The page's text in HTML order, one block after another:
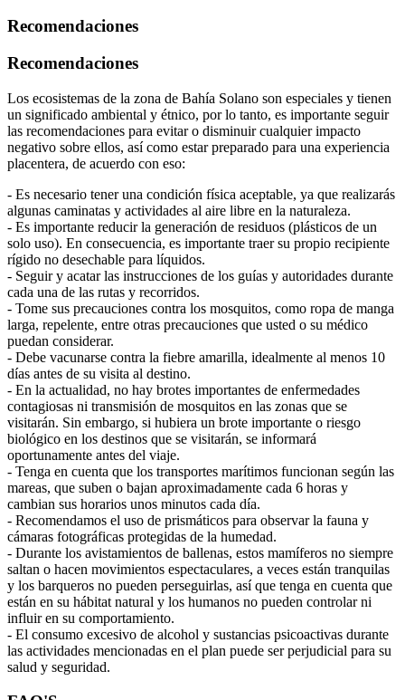
Recomendaciones
Recomendaciones
Los ecosistemas de la zona de Bahía Solano son especiales y tienen
un significado ambiental y étnico, por lo tanto, es importante seguir
las recomendaciones para evitar o disminuir cualquier impacto
negativo sobre ellos, así como estar preparado para una experiencia
placentera, de acuerdo con eso:
- Es necesario tener una condición física aceptable, ya que realizarás
algunas caminatas y actividades al aire libre en la naturaleza.
- Es importante reducir la generación de residuos (plásticos de un
solo uso). En consecuencia, es importante traer su propio recipiente
rígido no desechable para líquidos.
- Seguir y acatar las instrucciones de los guías y autoridades durante
cada una de las rutas y recorridos.
- Tome sus precauciones contra los mosquitos, como ropa de manga
larga, repelente, entre otras precauciones que usted o su médico
puedan considerar.
- Debe vacunarse contra la fiebre amarilla, idealmente al menos 10
días antes de su visita al destino.
- En la actualidad, no hay brotes importantes de enfermedades
contagiosas ni transmisión de mosquitos en las zonas que se
visitarán. Sin embargo, si hubiera un brote importante o riesgo
biológico en los destinos que se visitarán, se informará
oportunamente antes del viaje.
- Tenga en cuenta que los transportes marítimos funcionan según las
mareas, que suben o bajan aproximadamente cada 6 horas y
cambian sus horarios unos minutos cada día.
- Recomendamos el uso de prismáticos para observar la fauna y
cámaras fotográficas protegidas de la humedad.
- Durante los avistamientos de ballenas, estos mamíferos no siempre
saltan o hacen movimientos espectaculares, a veces están tranquilas
y los barqueros no pueden perseguirlas, así que tenga en cuenta que
están en su hábitat natural y los humanos no pueden controlar ni
influir en su comportamiento.
- El consumo excesivo de alcohol y sustancias psicoactivas durante
las actividades mencionadas en el plan puede ser perjudicial para su
salud y seguridad.